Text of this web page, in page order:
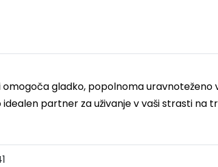
gladko, popolnoma uravnoteženo
partner za uživanje v vaši strasti na